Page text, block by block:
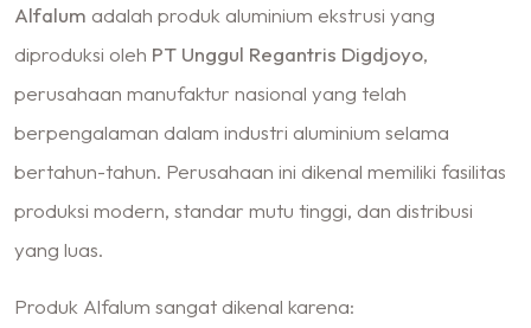
Alfalum adalah produk aluminium ekstrusi yang
diproduksi oleh PT Unggul Regantris Digdjoyo,
perusahaan manufaktur nasional yang telah
berpengalaman dalam industri aluminium selama
bertahun-tahun. Perusahaan ini dikenal memiliki fasilitas
produksi modern, standar mutu tinggi, dan distribusi
yang luas.
Produk Alfalum sangat dikenal karena: